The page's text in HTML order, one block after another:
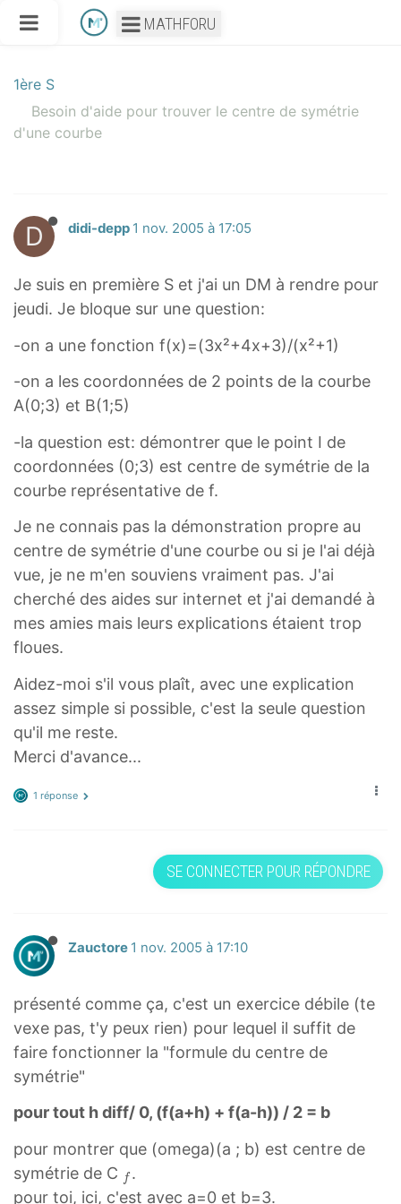
MATHFORU
1ère S
Besoin d'aide pour trouver le centre de symétrie
d'une courbe
D didi-depp 1 nov. 2005 à 17:05
Je suis en première S et j'ai un DM à rendre pour
jeudi. Je bloque sur une question:
-on a une fonction f(x)=(3x²+4x+3)/(x²+1)
-on a les coordonnées de 2 points de la courbe
A(0;3) et B(1;5)
-la question est: démontrer que le point I de
coordonnées (0;3) est centre de symétrie de la
courbe représentative de f.
Je ne connais pas la démonstration propre au
centre de symétrie d'une courbe ou si je l'ai déjà
vue, je ne m'en souviens vraiment pas. J'ai
cherché des aides sur internet et j'ai demandé à
mes amies mais leurs explications étaient trop
floues.
Aidez-moi s'il vous plaît, avec une explication
assez simple si possible, c'est la seule question
qu'il me reste.
Merci d'avance...
1 réponse
SE CONNECTER POUR RÉPONDRE
Zauctore 1 nov. 2005 à 17:10
présenté comme ça, c'est un exercice débile (te
vexe pas, t'y peux rien) pour lequel il suffit de
faire fonctionner la "formule du centre de
symétrie"
pour tout h diff/ 0, (f(a+h) + f(a-h)) / 2 = b
pour montrer que (omega)(a ; b) est centre de
symétrie de C f
_
f .
pour toi, ici, c'est avec a=0 et b=3.